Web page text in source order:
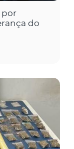
por
do